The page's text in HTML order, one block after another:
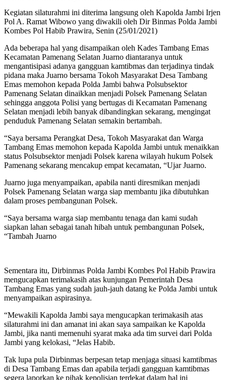
Kegiatan silaturahmi ini diterima langsung oleh Kapolda Jambi Irjen
Pol A. Ramat Wibowo yang diwakili oleh Dir Binmas Polda Jambi
Kombes Pol Habib Prawira, Senin (25/01/2021)
Ada beberapa hal yang disampaikan oleh Kades Tambang Emas
Kecamatan Pamenang Selatan Juarno diantaranya untuk
mengantisipasi adanya gangguan kamtibmas dan terjadinya tindak
pidana maka Juarno bersama Tokoh Masyarakat Desa Tambang
Emas memohon kepada Polda Jambi bahwa Polsubsektor
Pamenang Selatan dinaikkan menjadi Polsek Pamenang Selatan
sehingga anggota Polisi yang bertugas di Kecamatan Pamenang
Selatan menjadi lebih banyak dibandingkan sekarang, mengingat
penduduk Pamenang Selatan semakin bertambah.
“Saya bersama Perangkat Desa, Tokoh Masyarakat dan Warga
Tambang Emas memohon kepada Kapolda Jambi untuk menaikkan
status Polsubsektor menjadi Polsek karena wilayah hukum Polsek
Pamenang sekarang mencakup empat kecamatan, “Ujar Juarno.
Juarno juga menyampaikan, apabila nanti diresmikan menjadi
Polsek Pamenang Selatan warga siap membantu jika dibutuhkan
dalam proses pembangunan Polsek.
“Saya bersama warga siap membantu tenaga dan kami sudah
siapkan lahan sebagai tanah hibah untuk pembangunan Polsek,
“Tambah Juarno
Sementara itu, Dirbinmas Polda Jambi Kombes Pol Habib Prawira
mengucapkan terimakasih atas kunjungan Pemerintah Desa
Tambang Emas yang sudah jauh-jauh datang ke Polda Jambi untuk
menyampaikan aspirasinya.
“Mewakili Kapolda Jambi saya mengucapkan terimakasih atas
silaturahmi ini dan amanat ini akan saya sampaikan ke Kapolda
Jambi, jika nanti memenuhi syarat maka ada tim survei dari Polda
Jambi yang kelokasi, “Jelas Habib.
Tak lupa pula Dirbinmas berpesan tetap menjaga situasi kamtibmas
di Desa Tambang Emas dan apabila terjadi gangguan kamtibmas
segera laporkan ke pihak kepolisian terdekat dalam hal ini